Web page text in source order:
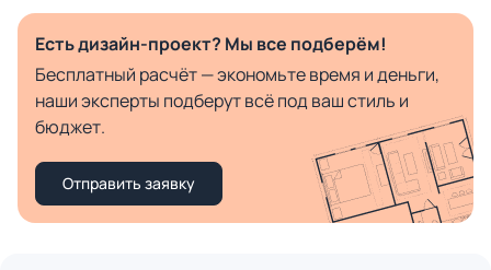
Есть дизайн-проект? Мы все подберём!
Бесплатный расчёт — экономьте время и деньги,
наши эксперты подберут всё под ваш стиль и
бюджет.
Отправить заявку